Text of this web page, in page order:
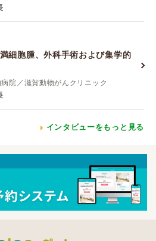
細胞腫、外科手術および集学的
院／滋賀動物がんクリニック
インタビューをもっと見る